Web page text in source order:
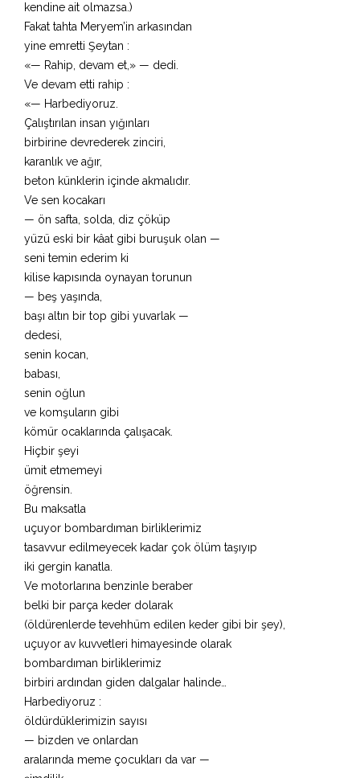
kendine ait olmazsa.)
Fakat tahta Meryem’in arkasından
yine emretti Şeytan :
«— Rahip, devam et,» — dedi.
Ve devam etti rahip :
«— Harbediyoruz.
Çalıştırılan insan yığınları
birbirine devrederek zinciri,
karanlık ve ağır,
beton künklerin içinde akmalıdır.
Ve sen kocakarı
— ön safta, solda, diz çöküp
yüzü eski bir kâat gibi buruşuk olan —
seni temin ederim ki
kilise kapısında oynayan torunun
— beş yaşında,
başı altın bir top gibi yuvarlak —
dedesi,
senin kocan,
babası,
senin oğlun
ve komşuların gibi
kömür ocaklarında çalışacak.
Hiçbir şeyi
ümit etmemeyi
öğrensin.
Bu maksatla
uçuyor bombardıman birliklerimiz
tasavvur edilmeyecek kadar çok ölüm taşıyıp
iki gergin kanatla.
Ve motorlarına benzinle beraber
belki bir parça keder dolarak
(öldürenlerde tevehhüm edilen keder gibi bir şey),
uçuyor av kuvvetleri himayesinde olarak
bombardıman birliklerimiz
birbiri ardından giden dalgalar halinde…
Harbediyoruz :
öldürdüklerimizin sayısı
— bizden ve onlardan
aralarında meme çocukları da var —